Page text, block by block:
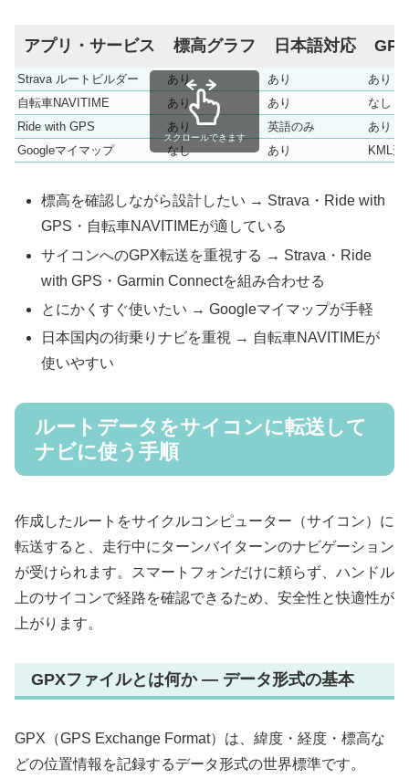
アプリ・サービス 標高グラフ 日本語対応
Strava ルートビルダー あり あり
あり
自転車NAVITIME
あり あり
なし
Ride with GPS
あり 英語のみ
あり（
Googleマイマップ
なし あり KML形
スクロールできます
標高を確認しながら設計したい → Strava・Ride with
GPS・自転車NAVITIMEが適している
サイコンへのGPX転送を重視する → Strava・Ride
with GPS・Garmin Connectを組み合わせる
とにかくすぐ使いたい → Googleマイマップが手軽
日本国内の街乗りナビを重視 → 自転車NAVITIMEが
使いやすい
ルートデータをサイコンに転送して
ナビに使う手順
作成したルートをサイクルコンピューター（サイコン）に
転送すると、走行中にターンバイターンのナビゲーション
が受けられます。スマートフォンだけに頼らず、ハンドル
上のサイコンで経路を確認できるため、安全性と快適性が
上がります。
GPXファイルとは何か — データ形式の基本
GPX（GPS Exchange Format）は、緯度・経度・標高な
どの位置情報を記録するデータ形式の世界標準です。